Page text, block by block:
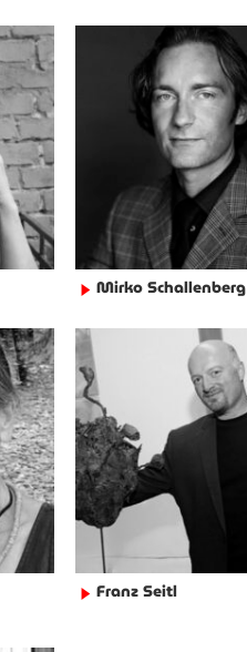
► Mirko Schallenberg
► Franz Seitl